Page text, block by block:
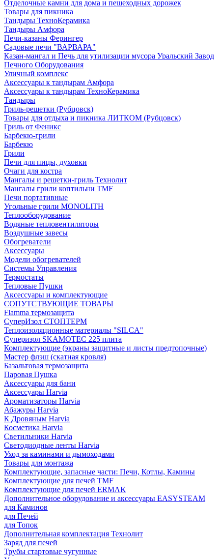
Отделочные камни для дома и пешеходных дорожек
Товары для пикника
Тандыры ТехноКерамика
Тандыры Амфора
Печи-казаны Ферингер
Садовые печи "ВАРВАРА"
Казан-мангал и Печь для утилизации мусора Уральский Завод
Печного Оборудования
Уличный комплекс
Аксессуары к тандырам Амфора
Аксессуары к тандырам ТехноКерамика
Тандыры
Гриль-решетки (Рубцовск)
Товары для отдыха и пикника ЛИТКОМ (Рубцовск)
Гриль от Феникс
Барбекю-грили
Барбекю
Грили
Печи для пицы, духовки
Очаги для костра
Мангалы и решетки-гриль Технолит
Мангалы грили коптильни TMF
Печи портативные
Угольные грили MONOLITH
Теплооборудование
Водяные тепловентиляторы
Воздушные завесы
Обогреватели
Аксессуары
Модели обогревателей
Системы Управления
Термостаты
Тепловые Пушки
Аксессуары и комплектующие
СОПУТСТВУЮЩИЕ ТОВАРЫ
Flamma термозащита
СуперИзол СТОПТЕРМ
Теплоизоляционные материалы "SILCA"
Суперизол SKAMOTEC 225 плита
Комплектующие (экраны защитные и листы предтопочные)
Мастер флэш (скатная кровля)
Базальтовая термозащита
Паровая Пушка
Аксессуары для бани
Аксессуары Harvia
Ароматизаторы Harvia
Абажуры Harvia
К Дровяным Harvia
Косметика Harvia
Светильники Harvia
Светодиодные ленты Harvia
Уход за каминами и дымоходами
Товары для монтажа
Комплектующие, запасные части: Печи, Котлы, Камины
Комплектующие для печей TMF
Комплектующие для печей ERMAK
Дополнительное оборудование и аксессуары EASYSTEAM
для Каминов
для Печей
для Топок
Дополнительная комплектация Технолит
Заряд для печей
Трубы стартовые чугунные